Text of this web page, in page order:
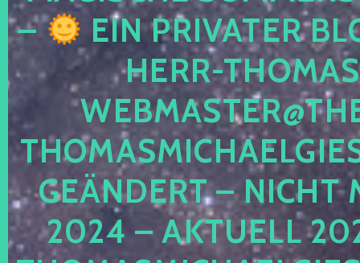
–
EIN PRIVATER
HERR-
GEÄNDERT – NICHT
2024 – AKTUELL